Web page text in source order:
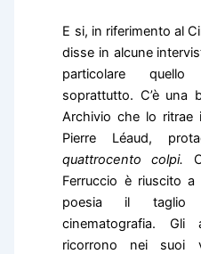
E si, in riferimento al
disse in alcune
particolare quello
soprattutto. C’è una
Archivio che lo ritrae
Pierre Léaud,
quattrocento colpi.
Ferruccio è riuscito
poesia il taglio
cinematografia. Gli
ricorrono nei suoi